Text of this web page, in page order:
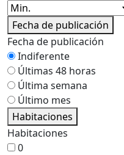
Fecha de publicación
Fecha de publicación
Indiferente
Últimas 48 horas
Última semana
Último mes
Habitaciones
Habitaciones
0